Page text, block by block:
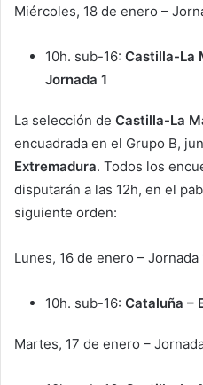
Miércoles, 18 de enero –
10h. sub-16: Castilla-La
Jornada 1
La selección de Castilla-La
encuadrada en el Grupo B,
Extremadura. Todos los
disputarán a las 12h, en el
siguiente orden:
Lunes, 16 de enero – Jornada
10h. sub-16: Cataluña –
Martes, 17 de enero –